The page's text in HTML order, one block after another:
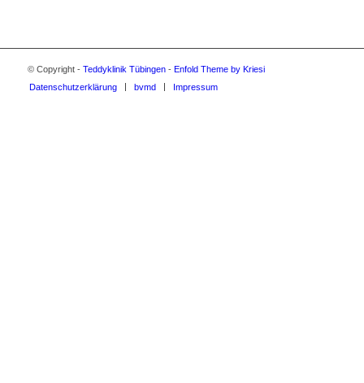
© Copyright - Teddyklinik Tübingen- Enfold Theme by Kriesi
Datenschutzerklärung
bvmd Impressum